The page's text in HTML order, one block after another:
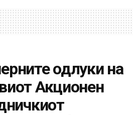
одлуки на
Акционен